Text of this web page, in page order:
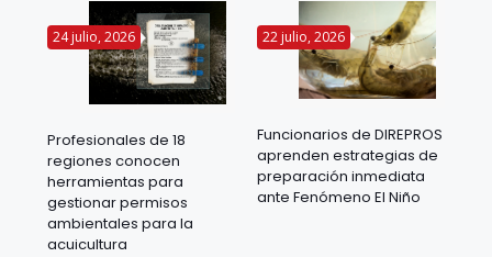
24 julio, 2026
Profesionales de 18
regiones conocen
herramientas para
gestionar permisos
ambientales para la
acuicultura
22 julio, 2026
Funcionarios de DIREPROS
aprenden estrategias de
preparación inmediata
ante Fenómeno El Niño